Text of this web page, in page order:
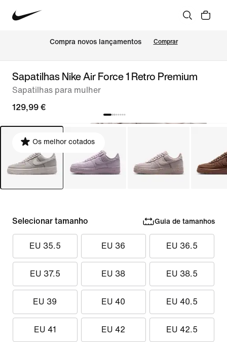
Compra novos lançamentos Comprar
Sapatilhas Nike Air Force 1 Retro Premium
Sapatilhas para mulher
129,99 €
Os melhor cotados
Selecionar tamanho Guia de tamanhos
EU 35.5 EU 36 EU 36.5
EU 37.5 EU 38 EU 38.5
EU 39 EU 40 EU 40.5
EU 41 EU 42 EU 42.5